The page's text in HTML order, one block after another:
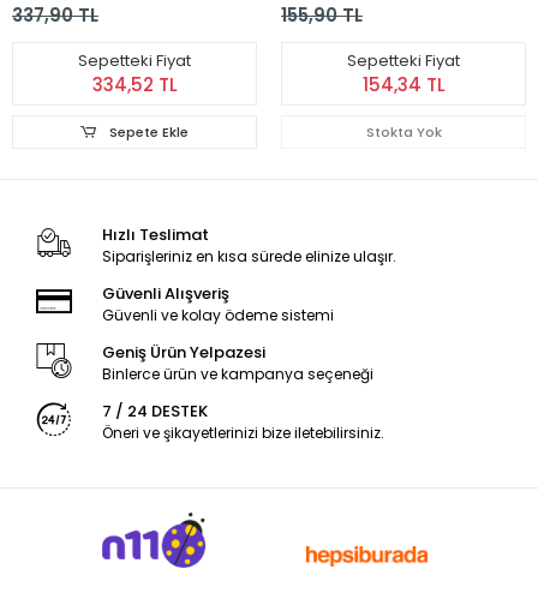
337,90 TL
Sepetteki Fiyat
334,52 TL
Sepete Ekle
155,90 TL
Sepetteki Fiyat
154,34 TL
Stokta Yok
Hızlı Teslimat
Siparişleriniz en kısa sürede elinize ulaşır.
Güvenli Alışveriş
Güvenli ve kolay ödeme sistemi
Geniş Ürün Yelpazesi
Binlerce ürün ve kampanya seçeneği
7 / 24 DESTEK
Öneri ve şikayetlerinizi bize iletebilirsiniz.